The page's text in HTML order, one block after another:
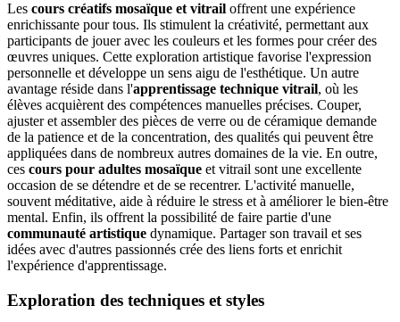
Les cours créatifs mosaïque et vitrail offrent une expérience
enrichissante pour tous. Ils stimulent la créativité, permettant aux
participants de jouer avec les couleurs et les formes pour créer des
œuvres uniques. Cette exploration artistique favorise l'expression
personnelle et développe un sens aigu de l'esthétique. Un autre
avantage réside dans l'apprentissage technique vitrail, où les
élèves acquièrent des compétences manuelles précises. Couper,
ajuster et assembler des pièces de verre ou de céramique demande
de la patience et de la concentration, des qualités qui peuvent être
appliquées dans de nombreux autres domaines de la vie. En outre,
ces cours pour adultes mosaïque et vitrail sont une excellente
occasion de se détendre et de se recentrer. L'activité manuelle,
souvent méditative, aide à réduire le stress et à améliorer le bien-être
mental. Enfin, ils offrent la possibilité de faire partie d'une
communauté artistique dynamique. Partager son travail et ses
idées avec d'autres passionnés crée des liens forts et enrichit
l'expérience d'apprentissage.
Exploration des techniques et styles